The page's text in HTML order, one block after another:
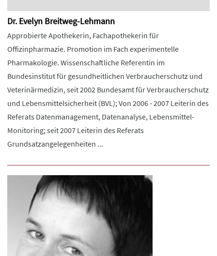
Dr. Evelyn Breitweg-Lehmann
Approbierte Apothekerin, Fachapothekerin für
Offizinpharmazie. Promotion im Fach experimentelle
Pharmakologie. Wissenschaftliche Referentin im
Bundesinstitut für gesundheitlichen Verbraucherschutz und
Veterinärmedizin, seit 2002 Bundesamt für Verbraucherschutz
und Lebensmittelsicherheit (BVL); Von 2006 - 2007 Leiterin des
Referats Datenmanagement, Datenanalyse, Lebensmittel-
Monitoring; seit 2007 Leiterin des Referats
Grundsatzangelegenheiten ...